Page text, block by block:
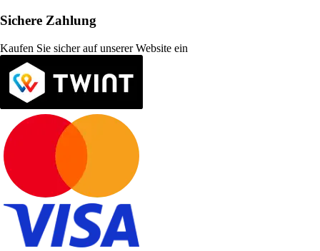
Sichere Zahlung
Kaufen Sie sicher auf unserer Website ein